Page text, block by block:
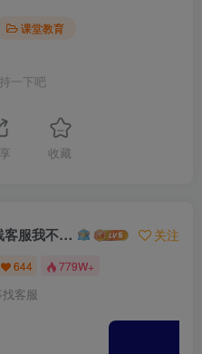
课堂教育
一下吧
收藏
自学联盟(找在线客服我不回信息的) 关注
644 779W+
客服